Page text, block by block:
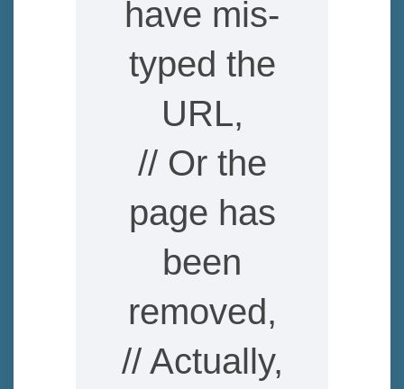
have mis-
typed the
URL,
// Or the
page has
been
removed,
// Actually,